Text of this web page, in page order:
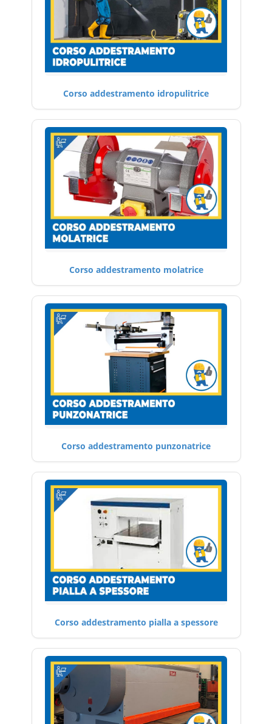
Corso addestramento idropulitrice
Corso addestramento molatrice
Corso addestramento punzonatrice
Corso addestramento pialla a spessore